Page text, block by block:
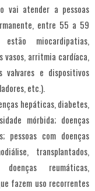
vai atender a pessoas
entre 55 a 59
miocardipatias,
vasos, arritmia cardíaca,
valvares e dispositivos
etc.).
hepáticas, diabetes,
mórbida; doenças
pessoas com doenças
transplantados,
reumáticas,
fazem uso recorrentes